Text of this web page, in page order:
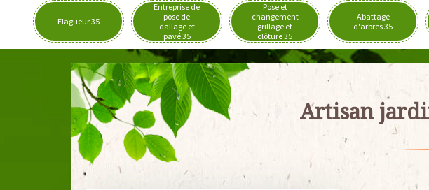
Elagueur 35
Entreprise de
pose de
dallage et
pavé 35
Pose et
changement
grillage et
clôture 35
Abattage
d'arbres 35
Artisan